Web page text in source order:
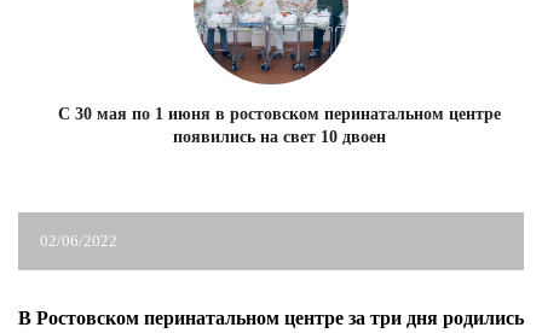
ЧЕЛОВЕК ОСОБЕННЫЙ
КУЛЬТ ЕДЫ
С 30 мая по 1 июня в ростовском перинатальном центре
появились на свет 10 двоен
02/06/2022
В Ростовском перинатальном центре за три дня родились